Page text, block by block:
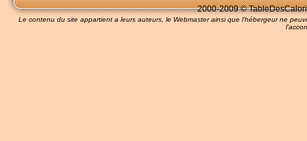
2000-2009 ©
Le contenu du site appartient a leurs auteurs, le Webmaster ainsi que l'hébergeur ne